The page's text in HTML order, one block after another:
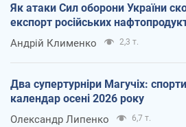
Як атаки Сил оборони України
експорт російських
Андрій Клименко 2,3 т.
Два супертурніри Магучіх:
календар осені 2026 року
Олександр Липенко 6,7 т.